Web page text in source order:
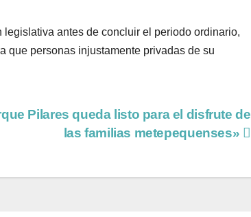
antes de concluir el periodo ordinario,
que personas injustamente privadas de su
Pilares queda listo para el disfrute de
las familias metepequenses»